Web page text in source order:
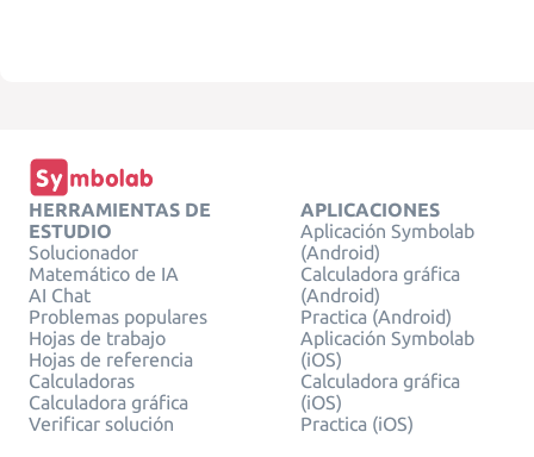
HERRAMIENTAS DE
ESTUDIO
Solucionador
Matemático de IA
AI Chat
Problemas populares
Hojas de trabajo
Hojas de referencia
Calculadoras
Calculadora gráfica
Verificar solución
APLICACIONES
Aplicación Symbolab
(Android)
Calculadora gráfica
(Android)
Practica (Android)
Aplicación Symbolab
(iOS)
Calculadora gráfica
(iOS)
Practica (iOS)